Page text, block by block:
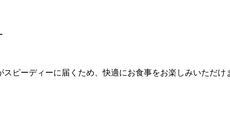
ピーディーに届くため、快適にお食事をお楽しみいただけ